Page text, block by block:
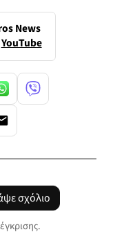
News
YouTube
σχόλιο